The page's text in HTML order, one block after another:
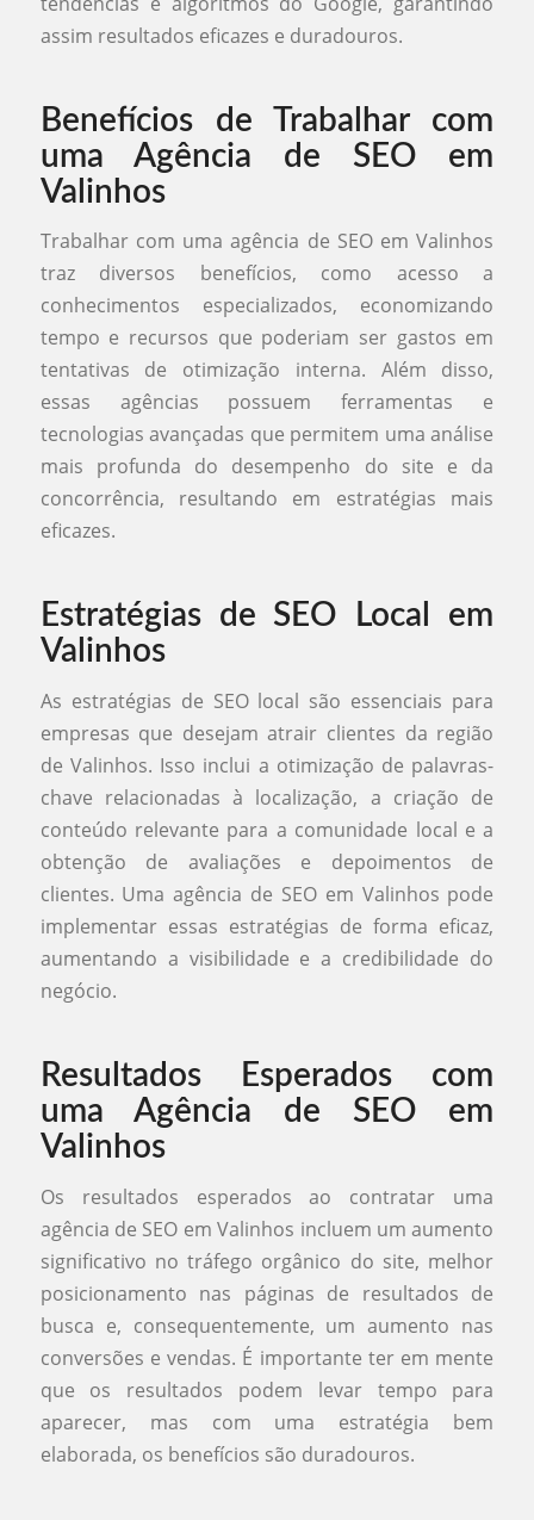
assim resultados eficazes e duradouros.
Benefícios de Trabalhar com
uma Agência de SEO em
Valinhos
Trabalhar com uma agência de SEO em Valinhos
traz diversos benefícios, como acesso a
conhecimentos especializados, economizando
tempo e recursos que poderiam ser gastos em
tentativas de otimização interna. Além disso,
essas agências possuem ferramentas e
tecnologias avançadas que permitem uma análise
mais profunda do desempenho do site e da
concorrência, resultando em estratégias mais
eficazes.
Estratégias de SEO Local em
Valinhos
As estratégias de SEO local são essenciais para
empresas que desejam atrair clientes da região
de Valinhos. Isso inclui a otimização de palavras-
chave relacionadas à localização, a criação de
conteúdo relevante para a comunidade local e a
obtenção de avaliações e depoimentos de
clientes. Uma agência de SEO em Valinhos pode
implementar essas estratégias de forma eficaz,
aumentando a visibilidade e a credibilidade do
negócio.
Resultados Esperados com
uma Agência de SEO em
Valinhos
Os resultados esperados ao contratar uma
agência de SEO em Valinhos incluem um aumento
significativo no tráfego orgânico do site, melhor
posicionamento nas páginas de resultados de
busca e, consequentemente, um aumento nas
conversões e vendas. É importante ter em mente
que os resultados podem levar tempo para
aparecer, mas com uma estratégia bem
elaborada, os benefícios são duradouros.